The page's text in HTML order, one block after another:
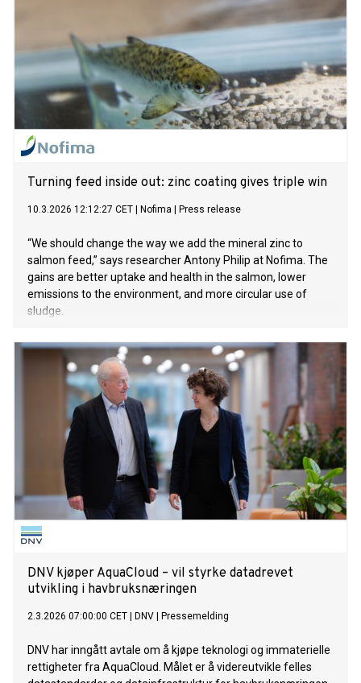
Turning feed inside out: zinc coating gives triple win
10.3.2026 12:12:27 CET Nofima Press release
“We should change the way we add the mineral zinc to
salmon feed,” says researcher Antony Philip at Nofima. The
gains are better uptake and health in the salmon, lower
emissions to the environment, and more circular use of
sludge.
DNV kjøper AquaCloud – vil styrke datadrevet
utvikling i havbruksnæringen
2.3.2026 07:00:00 CET DNV Pressemelding
DNV har inngått avtale om å kjøpe teknologi og immaterielle
rettigheter fra AquaCloud. Målet er å videreutvikle felles